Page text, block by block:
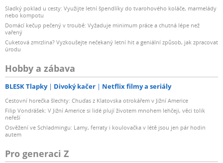
Sladký poklad u cesty: Využijte letní špendlíky do tvarohového koláče, marmelády
nebo kompotu
Domácí kečup pečený v troubě: Vyžaduje minimum práce a chutná lépe než
vařený
Cuketová zmrzlina? Vyzkoušejte nečekaný letní hit a geniální způsob, jak zpracovat
úrodu
Hobby a zábava
BLESK Tlapky Divoký kačer Netflix filmy a seriály
Cestovní horečka šlechty: Chuďas z Klatovska otrokářem v Jižní Americe
Filip Vondrášek: V Jižní Americe si lidé plují životem mnohem lehčeji, věci tolik
neřeší
Osvěžení ve Schladmingu: Lamy, ferraty i koulovačka v létě jsou jen pár hodin
autem
Pro generaci Z